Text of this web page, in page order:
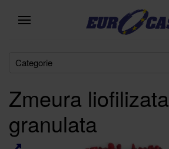
Categorie
Zmeura liofilizata
granulata